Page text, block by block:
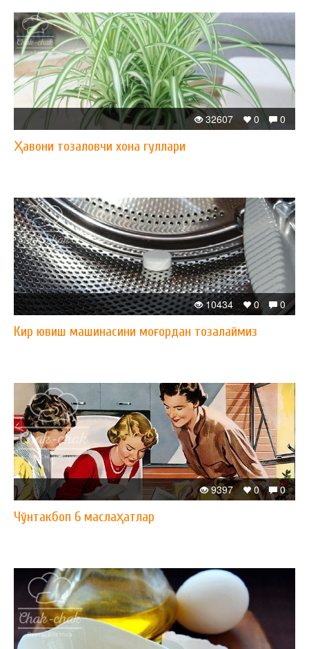
0
0
32607
Ҳавони тозаловчи хона гуллари
0
0
10434
Кир ювиш машинасини моғордан тозалаймиз
0
0
9397
Чўнтакбоп 6 маслаҳатлар